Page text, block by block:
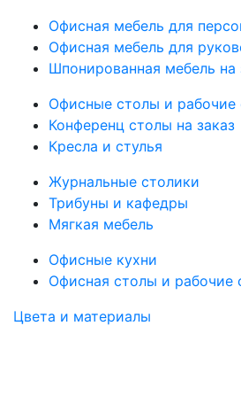
Офисная мебель для
Офисная мебель для
Шпонированная мебель на
Офисные столы и рабочие
Конференц столы на заказ
Кресла и стулья
Журнальные столики
Трибуны и кафедры
Мягкая мебель
Офисные кухни
Офисная столы и рабочие
Цвета и материалы